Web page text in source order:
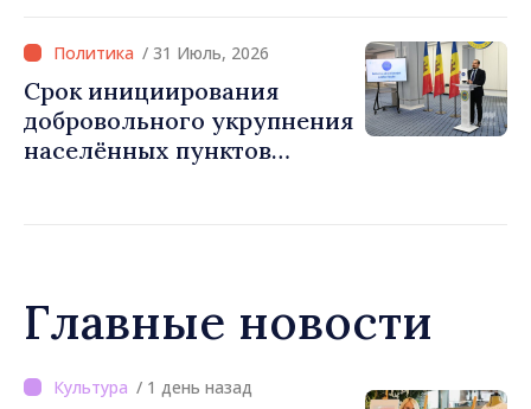
инфраструктуру»
убедить каждое
государство‑член ЕС, что
Республика Молдова
заслуживает быть в
Европейском союзе»
/ 31 Июль, 2026
Срок инициирования
добровольного укрупнения
населённых пунктов
Главные новости
/ 1 день назад